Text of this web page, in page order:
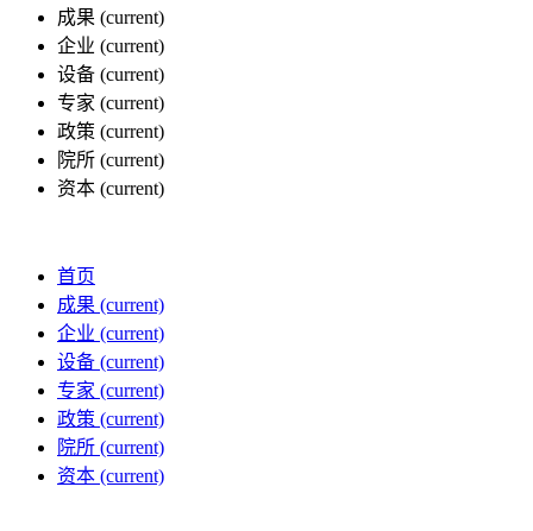
成果 (current)
企业 (current)
设备 (current)
专家 (current)
政策 (current)
院所 (current)
资本 (current)
首页
成果 (current)
企业 (current)
设备 (current)
专家 (current)
政策 (current)
院所 (current)
资本 (current)